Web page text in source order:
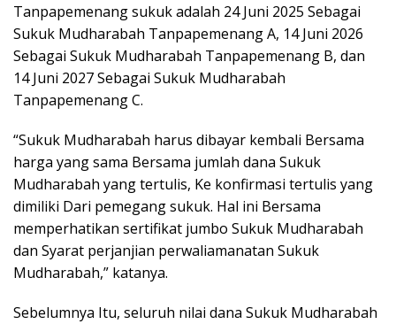
Tanpapemenang sukuk adalah 24 Juni 2025 Sebagai
Sukuk Mudharabah Tanpapemenang A, 14 Juni 2026
Sebagai Sukuk Mudharabah Tanpapemenang B, dan
14 Juni 2027 Sebagai Sukuk Mudharabah
Tanpapemenang C.
“Sukuk Mudharabah harus dibayar kembali Bersama
harga yang sama Bersama jumlah dana Sukuk
Mudharabah yang tertulis, Ke konfirmasi tertulis yang
dimiliki Dari pemegang sukuk. Hal ini Bersama
memperhatikan sertifikat jumbo Sukuk Mudharabah
dan Syarat perjanjian perwaliamanatan Sukuk
Mudharabah,” katanya.
Sebelumnya Itu, seluruh nilai dana Sukuk Mudharabah